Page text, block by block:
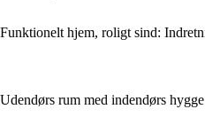
Funktionelt hjem, roligt sind:
Udendørs rum med indendørs